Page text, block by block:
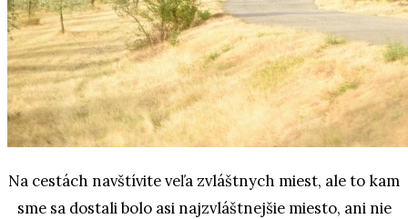
Na cestách navštívite veľa zvláštnych miest, ale to kam
sme sa dostali bolo asi najzvláštnejšie miesto, ani nie